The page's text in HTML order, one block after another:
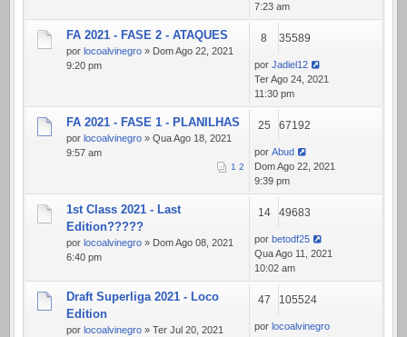
7:23 am
FA 2021 - FASE 2 - ATAQUES
por locoalvinegro » Dom Ago 22, 2021
9:20 pm
8 35589
por Jadiel12
Ter Ago 24, 2021
11:30 pm
FA 2021 - FASE 1 - PLANILHAS
por locoalvinegro » Qua Ago 18, 2021
9:57 am
1 2
25 67192
por Abud
Dom Ago 22, 2021
9:39 pm
1st Class 2021 - Last
Edition?????
por locoalvinegro » Dom Ago 08, 2021
6:40 pm
14 49683
por betodf25
Qua Ago 11, 2021
10:02 am
Draft Superliga 2021 - Loco
Edition
por locoalvinegro » Ter Jul 20, 2021
47 105524
por locoalvinegro